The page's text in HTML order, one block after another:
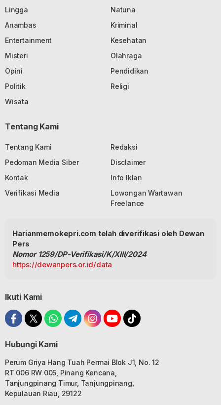
Lingga
Natuna
Anambas
Kriminal
Entertainment
Kesehatan
Misteri
Olahraga
Opini
Pendidikan
Politik
Religi
Wisata
Tentang Kami
Tentang Kami
Redaksi
Pedoman Media Siber
Disclaimer
Kontak
Info Iklan
Verifikasi Media
Lowongan Wartawan
Freelance
Harianmemokepri.com telah diverifikasi oleh Dewan
Pers
Nomor 1259/DP-Verifikasi/K/XIII/2024
https://dewanpers.or.id/data
Ikuti Kami
Hubungi Kami
Perum Griya Hang Tuah Permai Blok J1, No. 12
RT 006 RW 005, Pinang Kencana,
Tanjungpinang Timur, Tanjungpinang,
Kepulauan Riau, 29122